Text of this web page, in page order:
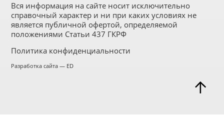
Вся информация на сайте носит исключительно
справочный характер и ни при каких условиях не
является публичной офертой, определяемой
положениями Статьи 437 ГКРФ
Политика конфиденциальности
Разработка сайта — ED